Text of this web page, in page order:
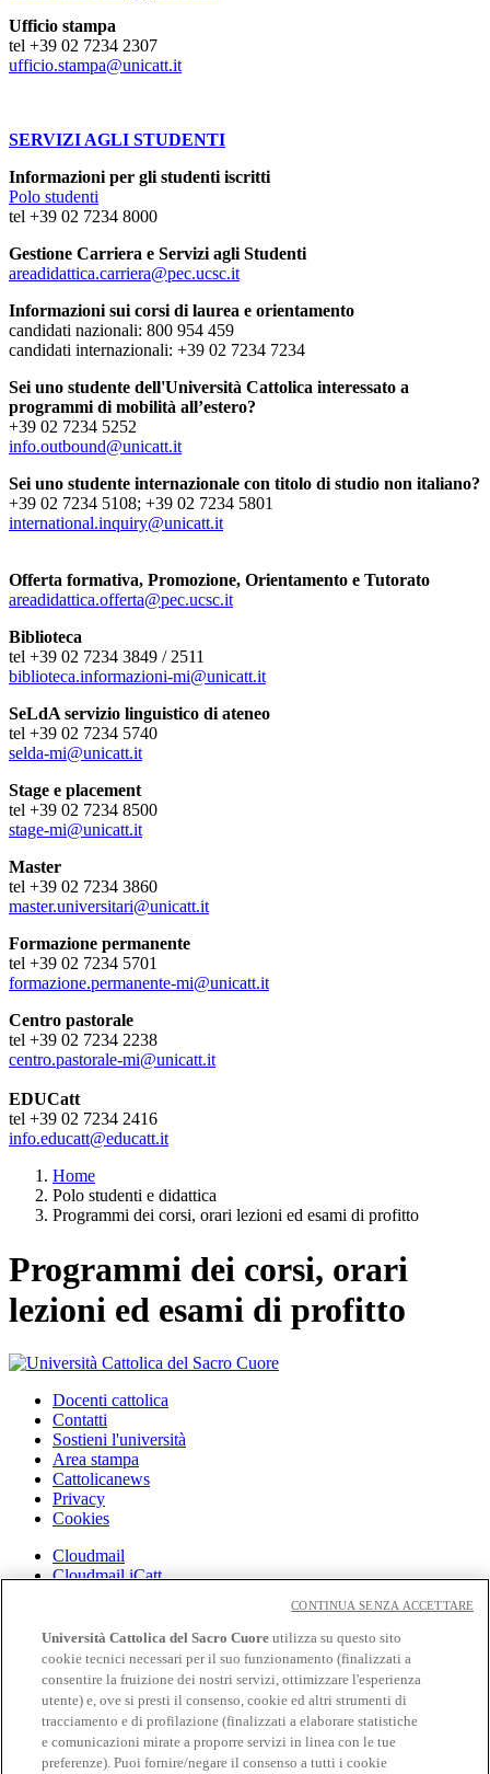
Ufficio stampa
tel +39 02 7234 2307
ufficio.stampa@unicatt.it
SERVIZI AGLI STUDENTI
Informazioni per gli studenti iscritti
Polo studenti
tel +39 02 7234 8000
Gestione Carriera e Servizi agli Studenti
areadidattica.carriera@pec.ucsc.it
Informazioni sui corsi di laurea e orientamento
candidati nazionali: 800 954 459
candidati internazionali: +39 02 7234 7234
Sei uno studente dell'Università Cattolica interessato a
programmi di mobilità all’estero?
+39 02 7234 5252
info.outbound@unicatt.it
Sei uno studente internazionale con titolo di studio non italiano?
+39 02 7234 5108; +39 02 7234 5801
international.inquiry@unicatt.it
Offerta formativa, Promozione, Orientamento e Tutorato
areadidattica.offerta@pec.ucsc.it
Biblioteca
tel +39 02 7234 3849 / 2511
biblioteca.informazioni-mi@unicatt.it
SeLdA servizio linguistico di ateneo
tel +39 02 7234 5740
selda-mi@unicatt.it
Stage e placement
tel +39 02 7234 8500
stage-mi@unicatt.it
Master
tel +39 02 7234 3860
master.universitari@unicatt.it
Formazione permanente
tel +39 02 7234 5701
formazione.permanente-mi@unicatt.it
Centro pastorale
tel +39 02 7234 2238
centro.pastorale-mi@unicatt.it
EDUCatt
tel +39 02 7234 2416
info.educatt@educatt.it
Home
Polo studenti e didattica
Programmi dei corsi, orari lezioni ed esami di profitto
Programmi dei corsi, orari
lezioni ed esami di profitto
Docenti cattolica
Contatti
Sostieni l'università
Area stampa
Cattolicanews
Privacy
Cookies
Cloudmail
Cloudmail iCatt
Intranet
Off-Campus
Biblioteca
Librerie
Educatt
Cv Online
Università Cattolica del Sacro Cuore utilizza su questo sito
cookie tecnici necessari per il suo funzionamento (finalizzati a
consentire la fruizione dei nostri servizi, ottimizzare l'esperienza
utente) e, ove si presti il consenso, cookie ed altri strumenti di
tracciamento e di profilazione (finalizzati a elaborare statistiche
e comunicazioni mirate a proporre servizi in linea con le tue
preferenze). Puoi fornire/negare il consenso a tutti i cookie
CONTINUA SENZA ACCETTARE